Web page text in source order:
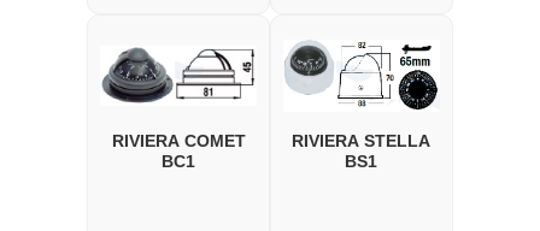
RIVIERA COMET
BC1
RIVIERA STELLA
BS1